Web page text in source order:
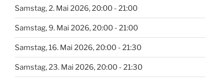
Samstag, 2. Mai 2026, 20:00 - 21:00
Samstag, 9. Mai 2026, 20:00 - 21:00
Samstag, 16. Mai 2026, 20:00 - 21:30
Samstag, 23. Mai 2026, 20:00 - 21:30